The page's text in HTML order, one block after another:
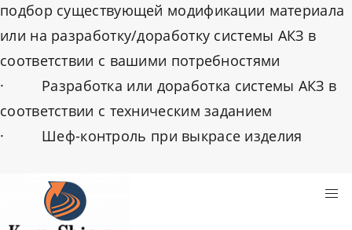
подбор существующей модификации материала
или на разработку/доработку системы АКЗ в
соответствии с вашими потребностями
· Разработка или доработка системы АКЗ в
соответствии с техническим заданием
· Шеф-контроль при выкрасе изделия